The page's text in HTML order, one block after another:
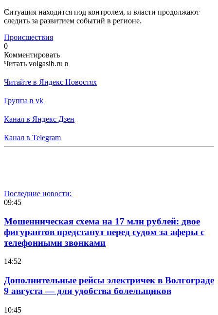
Ситуация находится под контролем, и власти продолжают
следить за развитием событий в регионе.
Происшествия
0
Комментировать
Читать volgasib.ru в
Читайте в Яндекс Новостях
Группа в vk
Канал в Яндекс Дзен
Канал в Telegram
Последние новости:
09:45
Мошенническая схема на 17 млн рублей: двое
фигурантов предстанут перед судом за аферы с
телефонными звонками
14:52
Дополнительные рейсы электричек в Волгограде
9 августа — для удобства болельщиков
10:45